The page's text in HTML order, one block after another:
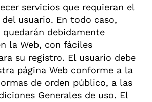
servicios que requieran el
usuario. En todo caso,
debidamente
la Web, con fáciles
su registro. El usuario debe
página Web conforme a la
de orden público, a las
Generales de uso. El